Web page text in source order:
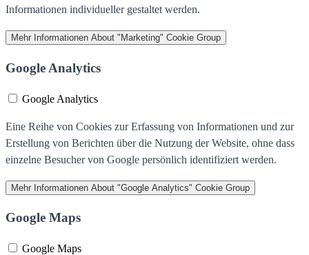
Informationen individueller gestaltet werden.
Mehr Informationen About "Marketing" Cookie Group
Google Analytics
Google Analytics
Eine Reihe von Cookies zur Erfassung von Informationen und zur
Erstellung von Berichten über die Nutzung der Website, ohne dass
einzelne Besucher von Google persönlich identifiziert werden.
Mehr Informationen About "Google Analytics" Cookie Group
Google Maps
Google Maps